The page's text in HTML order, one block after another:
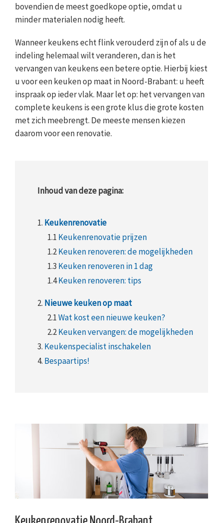
bovendien de meest goedkope optie, omdat u
minder materialen nodig heeft.
Wanneer keukens echt flink verouderd zijn of als u de
indeling helemaal wilt veranderen, dan is het
vervangen van keukens een betere optie. Hierbij kiest
u voor een keuken op maat in Noord-Brabant: u heeft
inspraak op ieder vlak. Maar let op: het vervangen van
complete keukens is een grote klus die grote kosten
met zich meebrengt. De meeste mensen kiezen
daarom voor een renovatie.
Inhoud van deze pagina:
1. Keukenrenovatie
1.1 Keukenrenovatie prijzen
1.2Keuken renoveren: de mogelijkheden
1.3 Keuken renoveren in 1 dag
1.4Keuken renoveren: tips
2. Nieuwe keuken op maat
2.1Wat kost een nieuwe keuken?
2.2Keuken vervangen: de mogelijkheden
3. Keukenspecialist inschakelen
4. Bespaartips!